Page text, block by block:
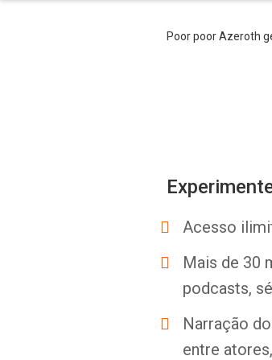
Poor poor Azeroth
Acesso
Mais de 30
podcasts,
Narração
entre